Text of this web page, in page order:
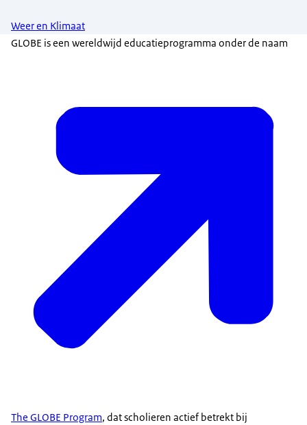
Weer en Klimaat
GLOBE is een wereldwijd educatieprogramma onder de naam
The GLOBE Program, dat scholieren actief betrekt bij